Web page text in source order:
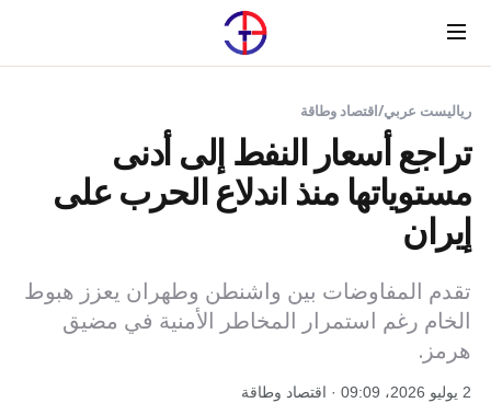
Menu
رياليست عربي/اقتصاد وطاقة
تراجع أسعار النفط إلى أدنى
مستوياتها منذ اندلاع الحرب على
إيران
تقدم المفاوضات بين واشنطن وطهران يعزز هبوط
الخام رغم استمرار المخاطر الأمنية في مضيق
هرمز.
2 يوليو 2026، 09:09 · اقتصاد وطاقة